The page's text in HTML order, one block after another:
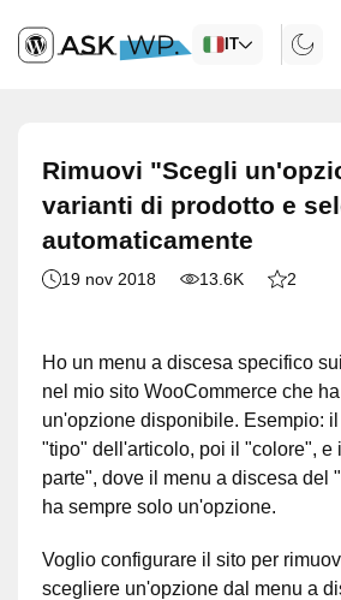
IT
Rimuovi "Scegli
varianti di prodotto e
automaticamente
19 nov 2018 13.6K 2
Ho un menu a discesa specifico
nel mio sito WooCommerce che
un'opzione disponibile. Esempio:
"tipo" dell'articolo, poi il "colore", e
parte", dove il menu a discesa del
ha sempre solo un'opzione.
Voglio configurare il sito per
scegliere un'opzione dal menu a